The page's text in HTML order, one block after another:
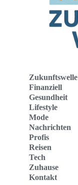
Zukunftswelle
Finanziell
Gesundheit
Lifestyle
Mode
Nachrichten
Profis
Reisen
Tech
Zuhause
Kontakt